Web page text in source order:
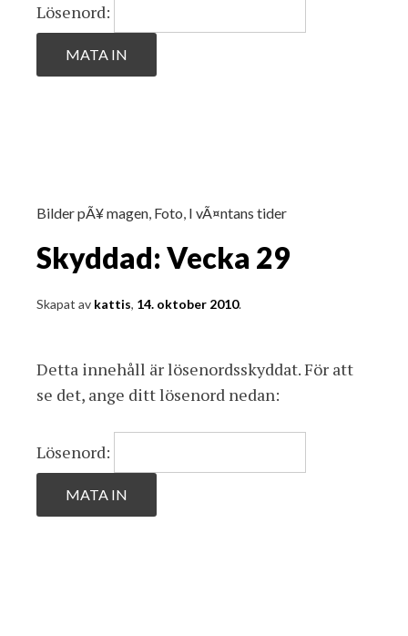
Lösenord:
Bilder pÃ¥ magen, Foto, I vÃ¤ntans tider
Skyddad: Vecka 29
Skapat av kattis, 14. oktober 2010.
Detta innehåll är lösenordsskyddat. För att
se det, ange ditt lösenord nedan:
Lösenord: